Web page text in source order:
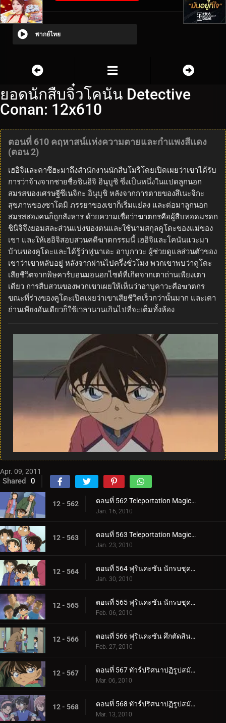
พากย์ไทย
ยอดนักสืบจิ๋วโคนัน Detective
Conan: 12x610
ตอนที่ 610 คฤหาสน์แห่งความตายและกำแพงสีแดง
(ตอน 2)
เฮอิจิและคาซึฮะมาถึงสำนักงานนักสืบโมริโดยเปิดเผยว่าเขาได้รับ
การว่าจ้างจากชายชื่อชินอิจิ อินุบูชิ ซึ่งเป็นหนึ่งในแปดลูกนอก
สมรสของเศรษฐีซึเนจิกะ อินุบุชิ หลังจากการตายของสึเนะจิกะ
สุขภาพของซาโตมิ ภรรยาของเขาก็เริ่มแย่ลง และต่อมาลูกนอก
สมรสสองคนก็ถูกสังหาร ด้วยความเชื่อว่าฆาตกรคือผู้สืบทอดมรดก
ชินิจิจึงยอมสละส่วนแบ่งของตนและใช้นามสกุลคูโดะของแม่ของ
เขา และให้เฮอิจิสอบสวนคดีฆาตกรรมนี้ เฮอิจิและโคนันแวะมา
บ้านของคูโดะและได้รู้ว่าฟูนาเอะ อาบูกาวะ ผู้ช่วยดูแลส่วนตัวของ
เขาว่าเขาหลับอยู่ หลังจากผ่านไปครึ่งชั่วโมง พวกเขาพบว่าคูโดะ
เสียชีวิตจากพิษคาร์บอนมอนอกไซด์ที่เกิดจากเตาถ่านเพียงเตา
เดียว การสืบสวนของพวกเขาเผยให้เห็นว่าอาบูคาวะคือฆาตกร
ขณะที่ร่างของคูโดะเปิดเผยว่าเขาเสียชีวิตเร็วกว่านั้นมาก และเตา
ถ่านเพียงอันเดียวก็ใช้เวลานานเกินไปที่จะเต็มทั้งห้อง
Apr. 09, 2011
Shared 0
12 - 562 ตอนที่ 562 Teleportation Magic ของจอมโจรคิด (ตอนพิเศษ 1)
Jan. 16, 2010
12 - 563 ตอนที่ 563 Teleportation Magic ของจอมโจรคิด (ตอนพิเศษ 2)
Jan. 23, 2010
12 - 564 ตอนที่ 564 ฟุรินคะซัน นักรบชุดเกราะในเขาวงกต (ตอนพิเศษ 1)
Jan. 30, 2010
12 - 565 ตอนที่ 565 ฟุรินคะซัน นักรบชุดเกราะในเขาวงกต (ตอนพิเศษ 2)
Feb. 06, 2010
12 - 566 ตอนที่ 566 ฟุรินคะซัน ศึกตัดสินระหว่างเงาและสายฟ้า
Feb. 27, 2010
12 - 567 ตอนที่ 567 ทัวร์ปริศนาปฏิรูปสมัยเมจิ (ตอน 1)
Mar. 06, 2010
12 - 568 ตอนที่ 568 ทัวร์ปริศนาปฏิรูปสมัยเมจิ (ตอน 2)
Mar. 13, 2010